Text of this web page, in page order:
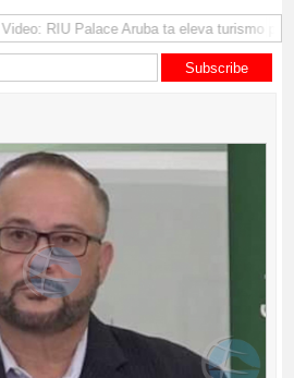
Video: RIU Palace Aruba ta eleva turismo
Subscribe